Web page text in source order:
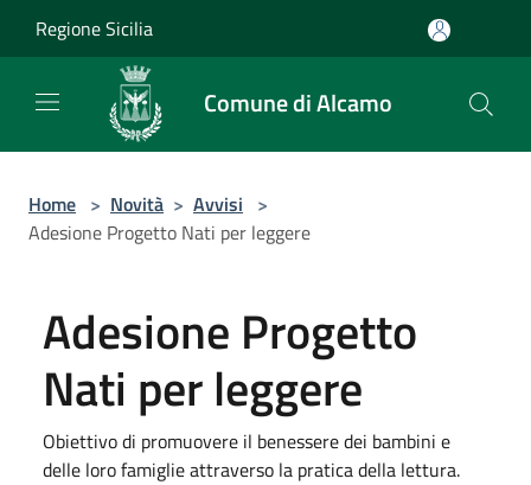
Regione Sicilia
Comune di Alcamo
Home > Novità > Avvisi >
Adesione Progetto Nati per leggere
Adesione Progetto
Nati per leggere
Obiettivo di promuovere il benessere dei bambini e
delle loro famiglie attraverso la pratica della lettura.